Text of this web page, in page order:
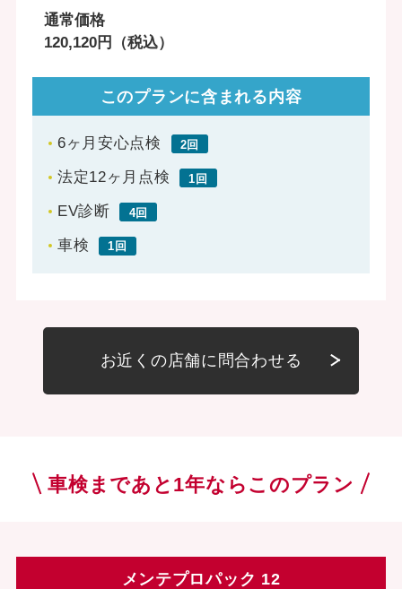
通常価格
120,120円（税込）
このプランに含まれる内容
6ヶ月安心点検 2回
法定12ヶ月点検 1回
EV診断 4回
車検 1回
お近くの店舗に問合わせる
車検まであと1年ならこのプラン
メンテプロパック 12